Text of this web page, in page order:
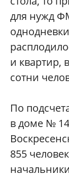
для нужд
и квартир,
сотни
По
в доме №
855